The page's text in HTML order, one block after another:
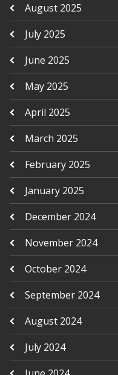
August 2025
July 2025
June 2025
May 2025
April 2025
March 2025
February 2025
January 2025
December 2024
November 2024
October 2024
September 2024
August 2024
July 2024